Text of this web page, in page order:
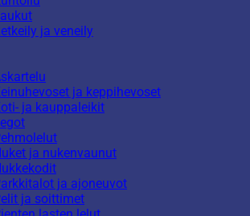
ja veneily
ja keppihevoset
ja kauppaleikit
ja nukenvaunut
ja ajoneuvot
ja soittimet